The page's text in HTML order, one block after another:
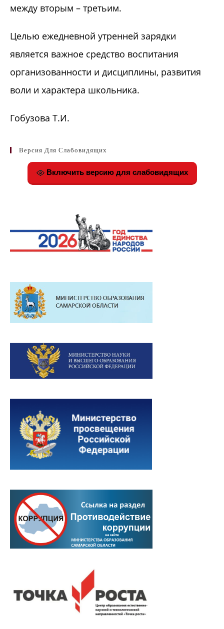
между вторым – третьим.
Целью ежедневной утренней зарядки
является важное средство воспитания
организованности и дисциплины, развития
воли и характера школьника.
Гобузова Т.И.
Версия Для Слабовидящих
Включить версию для слабовидящих